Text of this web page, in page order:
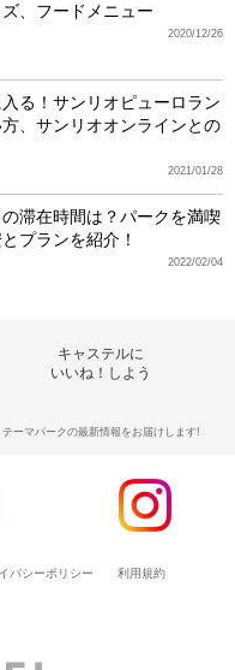
、フードメニュー
2020/12/26
る！サンリオピューロラン
、サンリオオンラインとの
2021/01/28
滞在時間は？パークを満喫
プランを紹介！
2022/02/04
キャステルに
いいね！しよう
テーマパークの最新情報をお届けします!
バシーポリシー 利用規約